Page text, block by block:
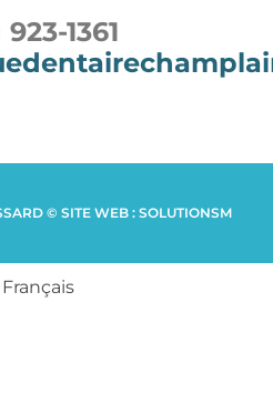
1361
© SITE WEB : SOLUTIONSM
Français